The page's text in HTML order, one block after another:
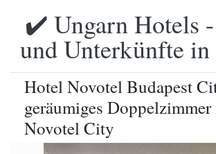
✔️ Ungarn Hotels
und Unterkünfte
Hotel Novotel Budapest
geräumiges
Novotel City